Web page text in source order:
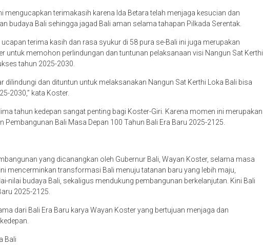
mengucapkan terimakasih karena Ida Betara telah menjaga kesucian dan
budaya Bali sehingga jagad Bali aman selama tahapan Pilkada Serentak.
terima kasih dan rasa syukur di 58 pura se-Bali ini juga merupakan
untuk memohon perlindungan dan tuntunan pelaksanaan visi Nangun Sat Kerthi
tahun 2025-2030.
dan dituntun untuk melaksanakan Nangun Sat Kerthi Loka Bali bisa
2030,” kata Koster.
tahun kedepan sangat penting bagi Koster-Giri. Karena momen ini merupakan
Pembangunan Bali Masa Depan 100 Tahun Bali Era Baru 2025-2125.
yang dicanangkan oleh Gubernur Bali, Wayan Koster, selama masa
mencerminkan transformasi Bali menuju tatanan baru yang lebih maju,
nilai budaya Bali, sekaligus mendukung pembangunan berkelanjutan. Kini Bali
2025-2125.
dari Bali Era Baru karya Wayan Koster yang bertujuan menjaga dan
Bali